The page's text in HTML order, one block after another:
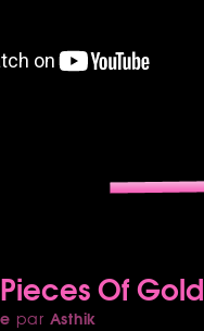
Of Gold
par Asthik